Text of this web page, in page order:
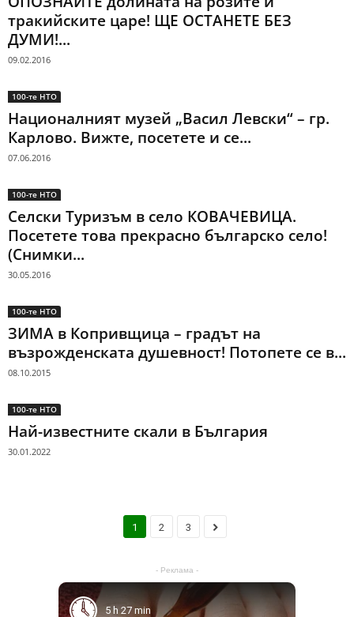
тракийските царе! ЩЕ ОСТАНЕТЕ БЕЗ
ДУМИ!...
09.02.2016
100-те НТО
Националният музей „Васил Левски“ – гр.
Карлово. Вижте, посетете и се...
07.06.2016
100-те НТО
Селски Туризъм в село КОВАЧЕВИЦА.
Посетете това прекрасно българско село!
(Снимки...
30.05.2016
100-те НТО
ЗИМА в Копривщица – градът на
възрожденската душевност! Потопете се в...
08.10.2015
100-те НТО
Най-известните скали в България
30.01.2022
1 2 3
- Реклама -
5 h 27 min